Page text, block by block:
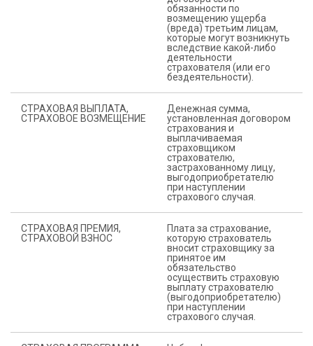
обязанности по
возмещению ущерба
(вреда) третьим лицам,
которые могут возникнуть
вследствие какой-либо
деятельности
страхователя (или его
бездеятельности).
СТРАХОВАЯ ВЫПЛАТА,
СТРАХОВОЕ ВОЗМЕЩЕНИЕ
Денежная сумма,
установленная договором
страхования и
выплачиваемая
страховщиком
страхователю,
застрахованному лицу,
выгодоприобретателю
при наступлении
страхового случая.
СТРАХОВАЯ ПРЕМИЯ,
СТРАХОВОЙ ВЗНОС
Плата за страхование,
которую страхователь
вносит страховщику за
принятое им
обязательство
осуществить страховую
выплату страхователю
(выгодоприобретателю)
при наступлении
страхового случая.